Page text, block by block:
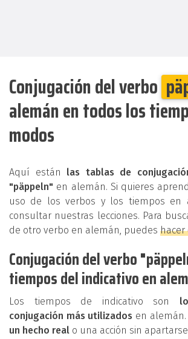
Conjugación del verbo
alemán en todos los
modos
Aquí están las tablas de
"päppeln" en alemán. Si quieres
uso de los verbos y los tiempos en
consultar nuestras lecciones. Para
de otro verbo en alemán, puedes hacer
Conjugación del verbo
tiempos del indicativo en
Los tiempos de indicativo son
conjugación más utilizados en
un hecho real o una acción sin